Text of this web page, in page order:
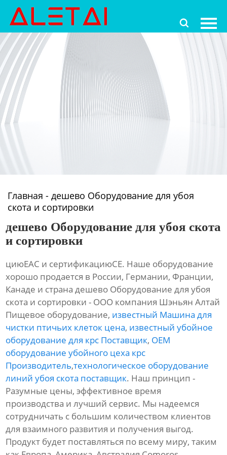

Главная
Продукция
Новости
О Hас
Контакты
Главная - дешево Оборудование для убоя
скота и сортировки
дешево Оборудование для убоя скота
и сортировки
циюЕАС и сертификациюСЕ. Наше оборудование
хорошо продается в России, Германии, Франции,
Канаде и страна дешево Оборудование для убоя
скота и сортировки - ООО компания Шэньян Алтай
Пищевое оборудование, известный Машина для
чистки птичьих клеток цена, известный убойное
оборудование для крс Поставщик, OEM
оборудование убойного цеха крс
Производитель,технологическое оборудование
линий убоя скота поставщик. Наш принцип -
Разумные цены, эффективное время
производства и лучший сервис. Мы надеемся
сотрудничать с большим количеством клиентов
для взаимного развития и получения выгод.
Продукт будет поставляться по всему миру, таким